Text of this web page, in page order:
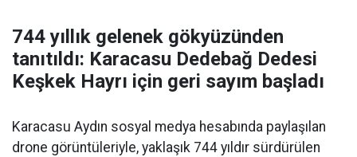
744 yıllık gelenek gökyüzünden
tanıtıldı: Karacasu Dedebağ Dedesi
Keşkek Hayrı için geri sayım başladı
Karacasu Aydın sosyal medya hesabında paylaşılan
drone görüntüleriyle, yaklaşık 744 yıldır sürdürülen